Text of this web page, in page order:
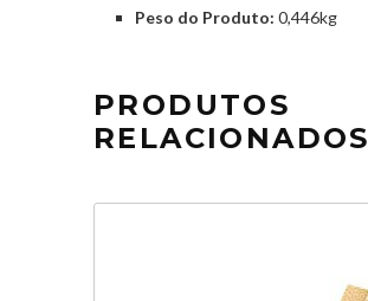
Peso do Produto: 0,446kg
PRODUTOS
RELACIONADOS